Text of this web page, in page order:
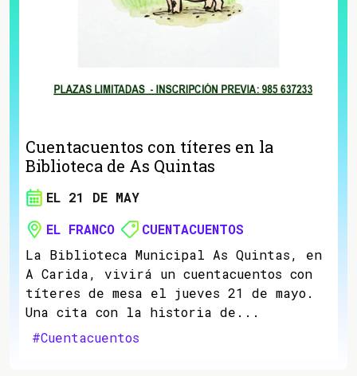
Cuentacuentos con títeres en la
Biblioteca de As Quintas
EL 21 DE MAY
EL FRANCO
CUENTACUENTOS
La Biblioteca Municipal As Quintas, en
A Carida, vivirá un cuentacuentos con
títeres de mesa el jueves 21 de mayo.
Una cita con la historia de...
#Cuentacuentos